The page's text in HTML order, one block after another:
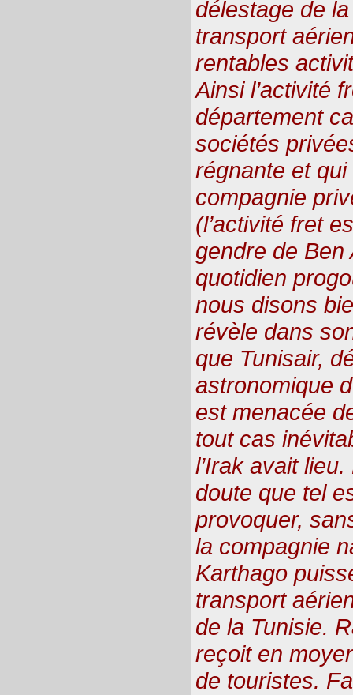
délestage de
transport
rentables
Ainsi l’activité
département
sociétés
régnante et
compagnie
(l’activité fret
gendre de Ben
quotidien
nous disons
révèle dans
que Tunisair,
astronomique
est menacée
tout cas
l’Irak avait
doute que tel
provoquer,
la compagnie
Karthago
transport
de la Tunisie.
reçoit en
de touristes.